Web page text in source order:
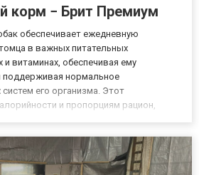
корм − Брит Премиум
обеспечивает ежедневную
в важных питательных
и витаминах, обеспечивая ему
поддерживая нормальное
его организма. Этот
и пропорциям рацион,
Корм разработан на ос...